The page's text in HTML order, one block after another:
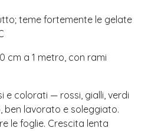
teme fortemente le gelate
a 1 metro, con rami
e colorati — rossi, gialli, verdi
ben lavorato e soleggiato.
le foglie. Crescita lenta